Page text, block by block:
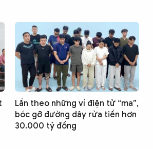
Tìm kiếm
Lần theo những ví điện tử “ma”,
bóc gỡ đường dây rửa tiền hơn
30.000 tỷ đồng